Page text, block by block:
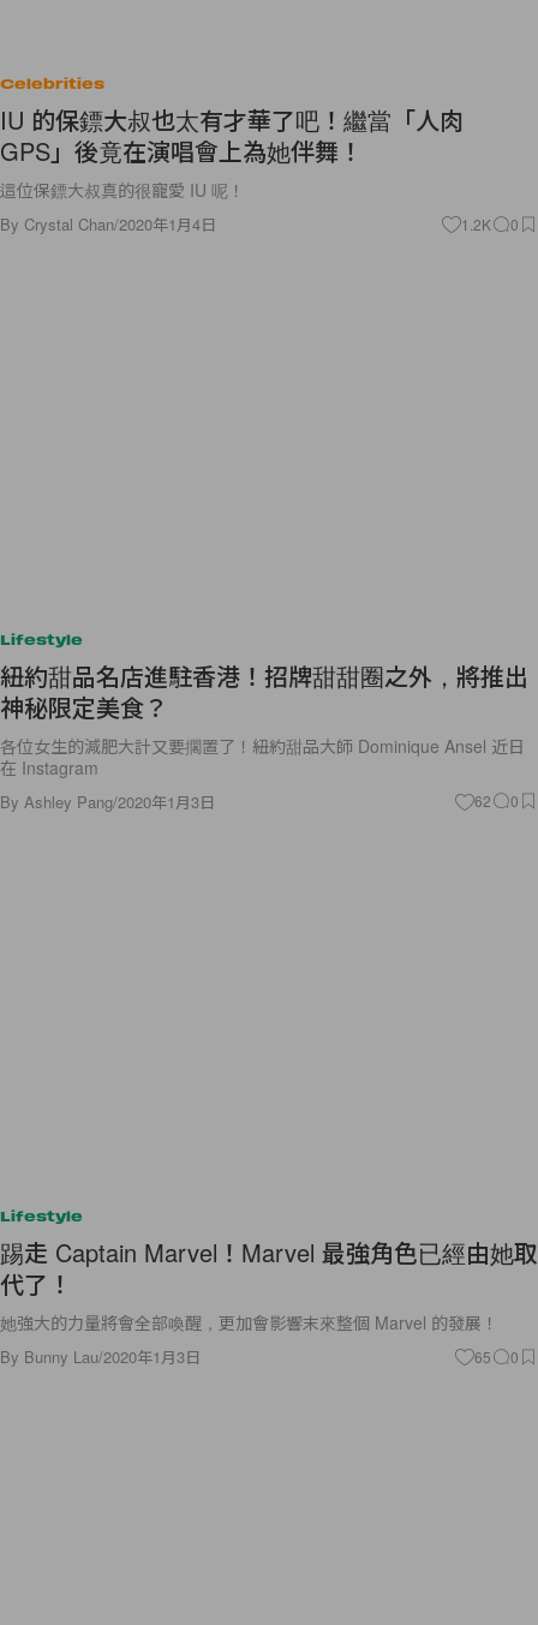
Celebrities
IU 的保鏢大叔也太有才華了吧！繼當「人肉
GPS」後竟在演唱會上為她伴舞！
這位保鏢大叔真的很寵愛 IU 呢！
By Crystal Chan/2020年1月4日 1.2K 0
Lifestyle
紐約甜品名店進駐香港！招牌甜甜圈之外，將推出
神秘限定美食？
各位女生的減肥大計又要擱置了！紐約甜品大師 Dominique Ansel 近日
在 Instagram
By Ashley Pang/2020年1月3日 62 0
Lifestyle
踢走 Captain Marvel！Marvel 最強角色已經由她取
代了！
她強大的力量將會全部喚醒，更加會影響末來整個 Marvel 的發展！
By Bunny Lau/2020年1月3日 65 0